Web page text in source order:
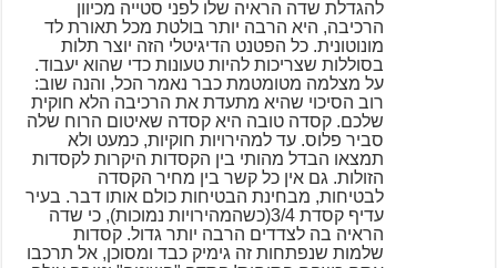
להגדלת שדה הראיה שלו לפני סטייה מכיוון
הרכיבה, היא הרבה יותר בולטת מכל תאורת לד
מונוטונית. כל הפטנט הדיגיטלי הזה יוצר תלות
בסוללות שצריכות להיות טעונות כדי שהוא יעבוד.
על מצלמה מטומטמת כבר נאמר הכל, והנה שוב:
רוב הסיכוי שהיא מתעדת את הרכיבה הלא חוקית
שלכם. קסדה טובה היא קסדה שאיטום הרוח שלה
סביר פלוס. עד למהירויות חוקיות, כמעט ולא
תמצאו הבדל מהותי בין הקסדות היקרות לקסדות
הזולות. גם אין כל קשר בין מחיר הקסדה
לבטיחות, מבחינת הבטיחות כולם אותו דבר. בעיר
עדיף קסדת 3/4(כשהמהירויות נמוכות), כי שדה
הראיה בה לצדדים הרבה יותר גדול. קסדות
שלמות שנפתחות זה גימיק כבד ומסוכן, אל תרכבו